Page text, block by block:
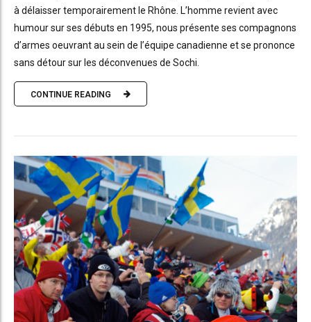
à délaisser temporairement le Rhône. L’homme revient avec
humour sur ses débuts en 1995, nous présente ses compagnons
d’armes oeuvrant au sein de l’équipe canadienne et se prononce
sans détour sur les déconvenues de Sochi.
CONTINUE READING